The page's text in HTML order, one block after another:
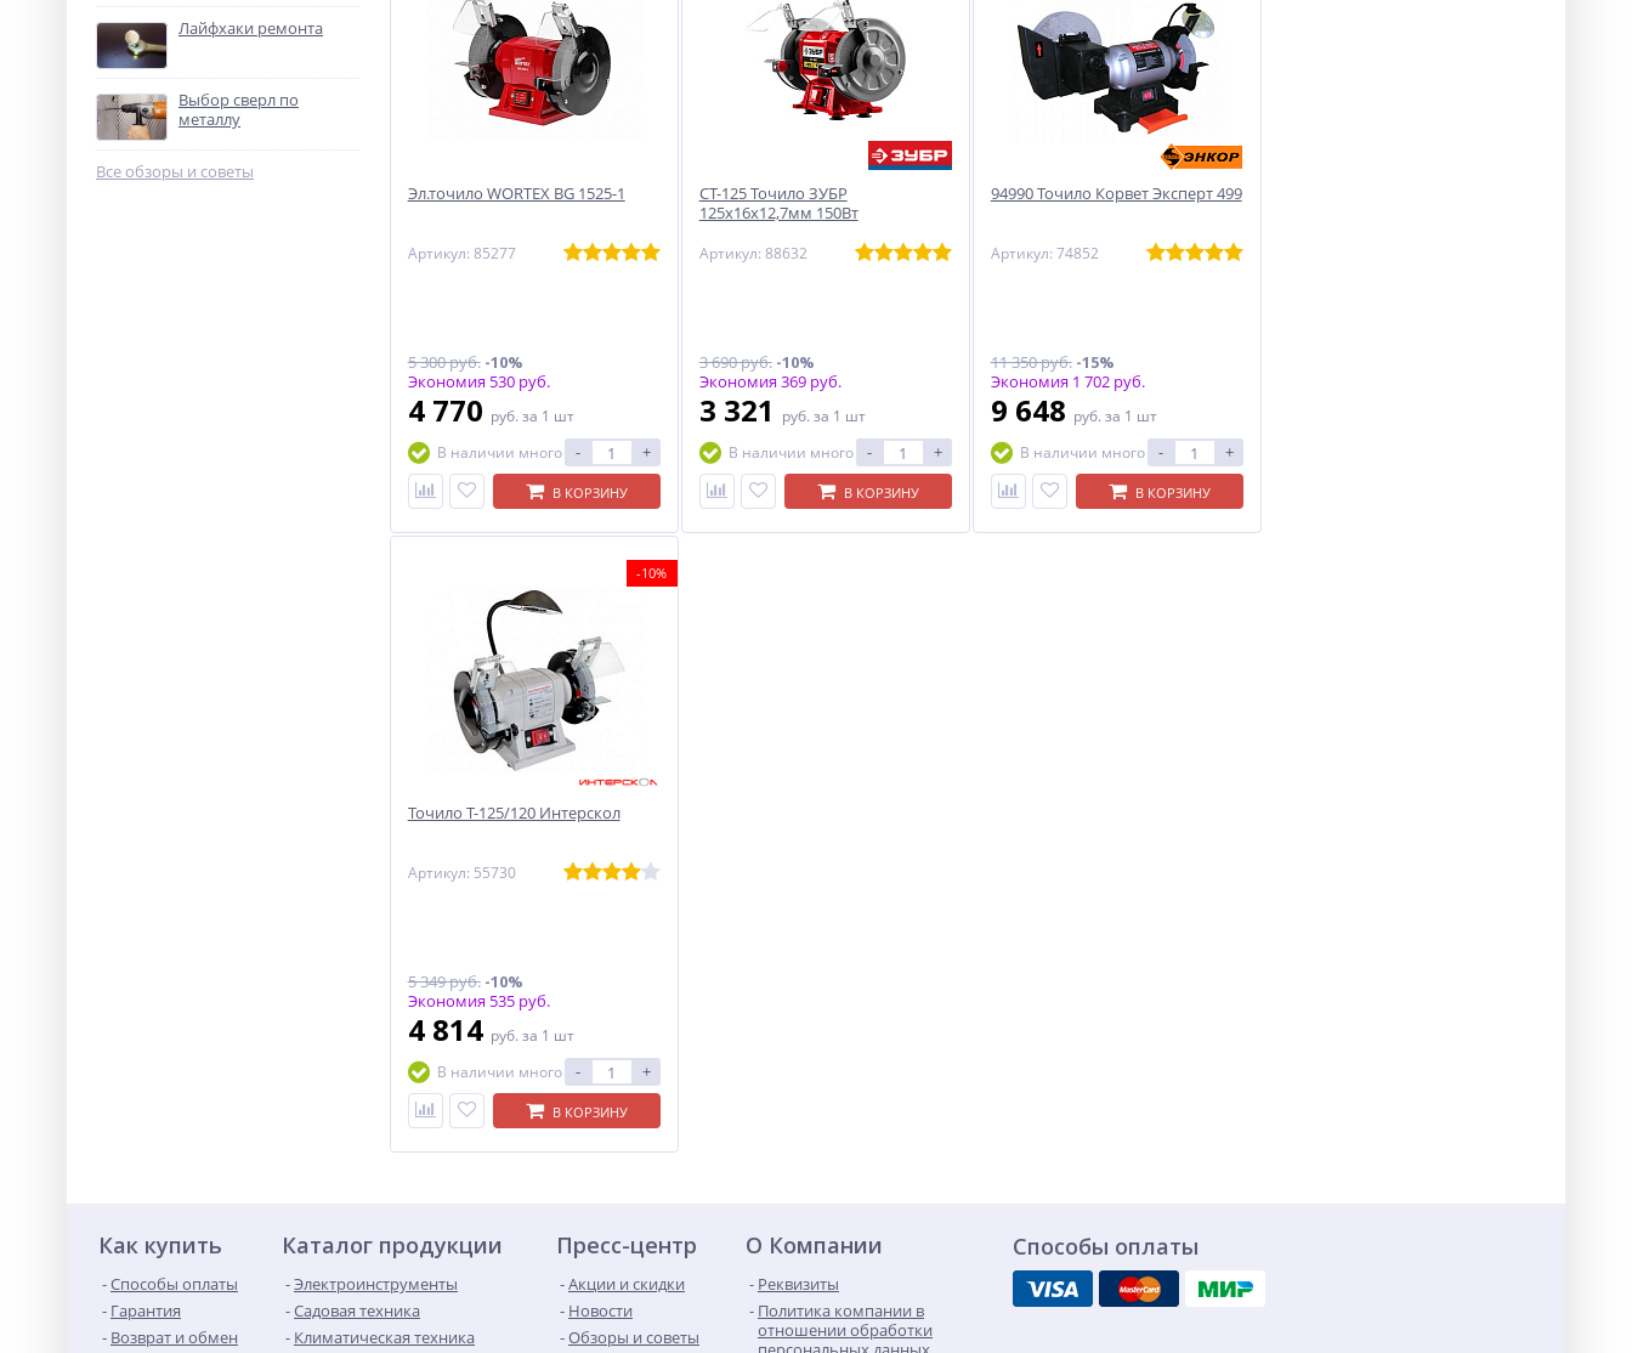
Лайфхаки ремонта
Выбор сверл по
металлу
Все обзоры и советы
Эл.точило WORTEX BG 1525-1
Артикул: 85277
5 300 руб.-10%
Экономия 530 руб.
4 770 руб. за 1 шт
В наличии много
- +
В КОРЗИНУ
СТ-125 Точило ЗУБР
125х16х12,7мм 150Вт
Артикул: 88632
3 690 руб.-10%
Экономия 369 руб.
3 321 руб. за 1 шт
В наличии много
- +
В КОРЗИНУ
94990 Точило Корвет Эксперт 499
Артикул: 74852
11 350 руб.-15%
Экономия 1 702 руб.
9 648 руб. за 1 шт
В наличии много
- +
В КОРЗИНУ
-10%
Точило Т-125/120 Интерскол
Артикул: 55730
5 349 руб.-10%
Экономия 535 руб.
4 814 руб. за 1 шт
В наличии много
- +
В КОРЗИНУ
Как купить
Способы оплаты
Гарантия
Возврат и обмен
Каталог продукции
Электроинструменты
Садовая техника
Климатическая техника
Пресс-центр
Акции и скидки
Новости
Обзоры и советы
О Компании
Реквизиты
Политика компании в
отношении обработки
Способы оплаты